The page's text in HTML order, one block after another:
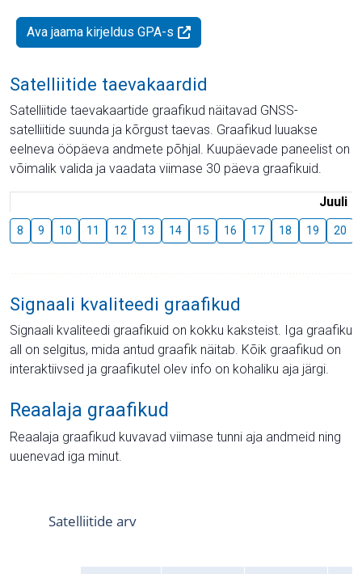
Ava jaama kirjeldus GPA-s
Satelliitide taevakaardid
Satelliitide taevakaartide graafikud näitavad GNSS-
satelliitide suunda ja kõrgust taevas. Graafikud luuakse
eelneva ööpäeva andmete põhjal. Kuupäevade paneelist on
võimalik valida ja vaadata viimase 30 päeva graafikuid.
Juuli
8 9 10 11 12 13 14 15 16 17 18 19 20
Signaali kvaliteedi graafikud
Signaali kvaliteedi graafikuid on kokku kaksteist. Iga graafiku
all on selgitus, mida antud graafik näitab. Kõik graafikud on
interaktiivsed ja graafikutel olev info on kohaliku aja järgi.
Reaalaja graafikud
Reaalaja graafikud kuvavad viimase tunni aja andmeid ning
uuenevad iga minut.